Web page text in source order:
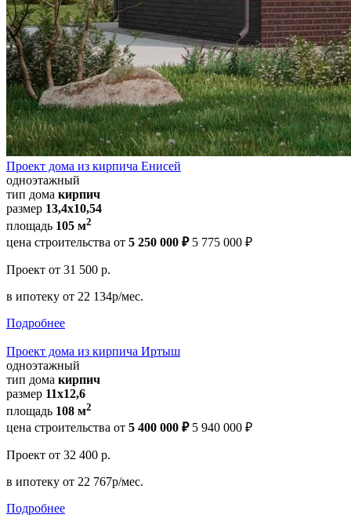
Проект дома из кирпича Енисей
одноэтажный
тип дома кирпич
размер 13,4х10,54
площадь 105 м2
цена строительства от 5 250 000 ₽ 5 775 000 ₽
Проект от 31 500 р.
в ипотеку от 22 134р/мес.
Подробнее
Проект дома из кирпича Иртыш
одноэтажный
тип дома кирпич
размер 11х12,6
площадь 108 м2
цена строительства от 5 400 000 ₽ 5 940 000 ₽
Проект от 32 400 р.
в ипотеку от 22 767р/мес.
Подробнее